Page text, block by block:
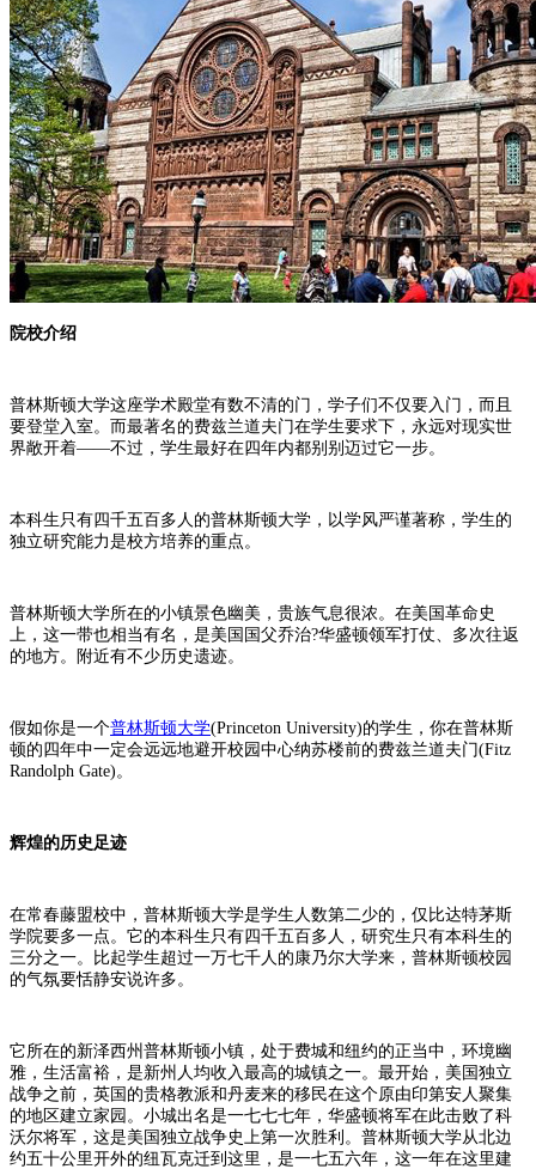
院校介绍
普林斯顿大学这座学术殿堂有数不清的门，学子们不仅要入门，而且
要登堂入室。而最著名的费兹兰道夫门在学生要求下，永远对现实世
界敞开着――不过，学生最好在四年内都别别迈过它一步。
本科生只有四千五百多人的普林斯顿大学，以学风严谨著称，学生的
独立研究能力是校方培养的重点。
普林斯顿大学所在的小镇景色幽美，贵族气息很浓。在美国革命史
上，这一带也相当有名，是美国国父乔治?华盛顿领军打仗、多次往返
的地方。附近有不少历史遗迹。
假如你是一个普林斯顿大学(Princeton University)的学生，你在普林斯
顿的四年中一定会远远地避开校园中心纳苏楼前的费兹兰道夫门(Fitz
Randolph Gate)。
辉煌的历史足迹
在常春藤盟校中，普林斯顿大学是学生人数第二少的，仅比达特茅斯
学院要多一点。它的本科生只有四千五百多人，研究生只有本科生的
三分之一。比起学生超过一万七千人的康乃尔大学来，普林斯顿校园
的气氛要恬静安说许多。
它所在的新泽西州普林斯顿小镇，处于费城和纽约的正当中，环境幽
雅，生活富裕，是新州人均收入最高的城镇之一。最开始，美国独立
战争之前，英国的贵格教派和丹麦来的移民在这个原由印第安人聚集
的地区建立家园。小城出名是一七七七年，华盛顿将军在此击败了科
沃尔将军，这是美国独立战争史上第一次胜利。普林斯顿大学从北边
约五十公里开外的纽瓦克迁到这里，是一七五六年，这一年在这里建